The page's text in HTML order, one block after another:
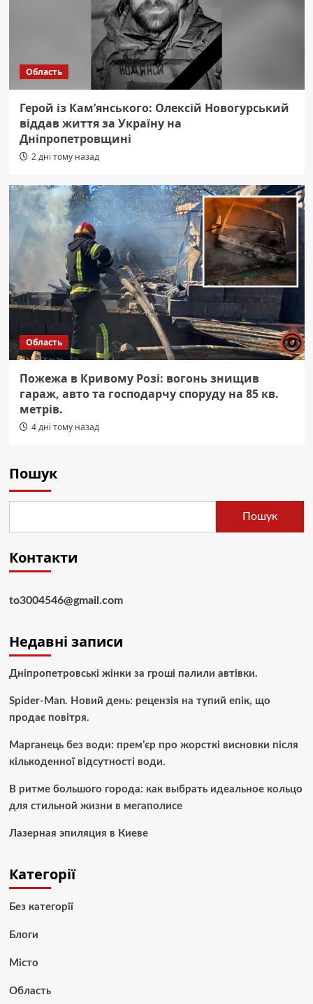
Область
Герой із Кам’янського: Олексій Новогурський
віддав життя за Україну на
Дніпропетровщині
2 дні тому назад
Область
Пожежа в Кривому Розі: вогонь знищив
гараж, авто та господарчу споруду на 85 кв.
метрів.
4 дні тому назад
Пошук
Пошук
Контакти
to3004546@gmail.com
Недавні записи
Дніпропетровські жінки за гроші палили автівки.
Spider-Man. Новий день: рецензія на тупий епік, що
продає повітря.
Марганець без води: прем’єр про жорсткі висновки після
кількоденної відсутності води.
В ритме большого города: как выбрать идеальное кольцо
для стильной жизни в мегаполисе
Лазерная эпиляция в Киеве
Категорії
Без категорії
Блоги
Місто
Область